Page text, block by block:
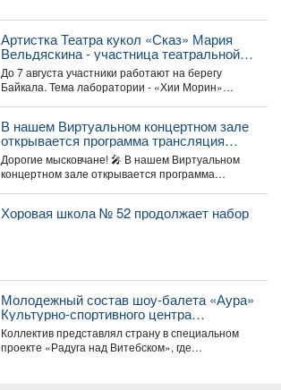
Артистка Театра кукол «Сказ» Мария
Вельдяскина - участница театральной
лаборатории «Хии Морин: поэзия
стихий» на Байкале.
До 7 августа участники работают на берегу
Байкала. Тема лаборатории - «Хии Морин»
В нашем Виртуальном концертном зале
открывается программа трансляция
концерта-караоке «Споём любимое и
родное»!
Дорогие мысковчане! 🎤 В нашем Виртуальном
концертном зале открывается программа
Хоровая школа № 52 продолжает набор
Молодежный состав шоу-балета «Аура»
Культурно-спортивного центра
металлургов победил в международном
конкурсе «Славянский базар» в
Витебске.
Коллектив представлял страну в специальном
проекте «Радуга над Витебском», где